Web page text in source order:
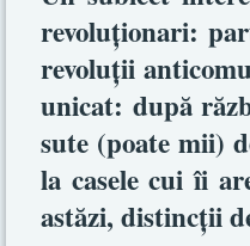
revoluţionari:
revoluţii
unicat: după
sute (poate mii)
la casele cui îi
astăzi, distincţii